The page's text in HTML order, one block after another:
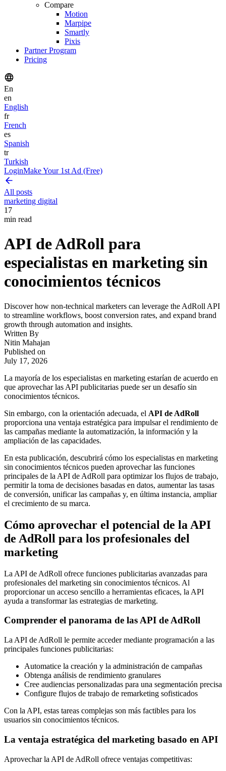
Compare
Motion
Marpipe
Smartly
Pixis
Partner Program
Pricing
En
en
English
fr
French
es
Spanish
tr
Turkish
LoginMake Your 1st Ad (Free)
All posts
marketing digital
17
min read
API de AdRoll para
especialistas en marketing sin
conocimientos técnicos
Discover how non-technical marketers can leverage the AdRoll API
to streamline workflows, boost conversion rates, and expand brand
growth through automation and insights.
Written By
Nitin Mahajan
Published on
July 17, 2026
La mayoría de los especialistas en marketing estarían de acuerdo en
que aprovechar las API publicitarias puede ser un desafío sin
conocimientos técnicos.
Sin embargo, con la orientación adecuada, el API de AdRoll
proporciona una ventaja estratégica para impulsar el rendimiento de
las campañas mediante la automatización, la información y la
ampliación de las capacidades.
En esta publicación, descubrirá cómo los especialistas en marketing
sin conocimientos técnicos pueden aprovechar las funciones
principales de la API de AdRoll para optimizar los flujos de trabajo,
permitir la toma de decisiones basadas en datos, aumentar las tasas
de conversión, unificar las campañas y, en última instancia, ampliar
el crecimiento de su marca.
Cómo aprovechar el potencial de la API
de AdRoll para los profesionales del
marketing
La API de AdRoll ofrece funciones publicitarias avanzadas para
profesionales del marketing sin conocimientos técnicos. Al
proporcionar un acceso sencillo a herramientas eficaces, la API
ayuda a transformar las estrategias de marketing.
Comprender el panorama de las API de AdRoll
La API de AdRoll le permite acceder mediante programación a las
principales funciones publicitarias:
Automatice la creación y la administración de campañas
Obtenga análisis de rendimiento granulares
Cree audiencias personalizadas para una segmentación precisa
Configure flujos de trabajo de remarketing sofisticados
Con la API, estas tareas complejas son más factibles para los
usuarios sin conocimientos técnicos.
La ventaja estratégica del marketing basado en API
Aprovechar la API de AdRoll ofrece ventajas competitivas: